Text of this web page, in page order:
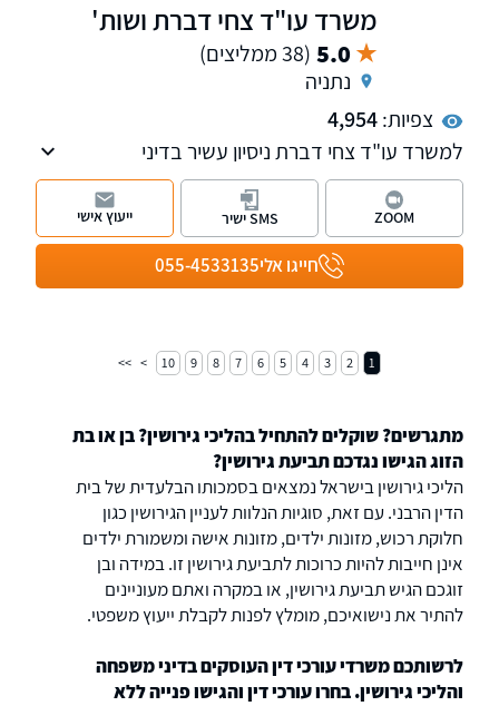
משרד עו"ד צחי דברת ושות'
5.0 (38 ממליצים)
נתניה
צפיות:4,954
למשרד עו"ד צחי דברת ניסיון עשיר בדיני
המשפחה והגירושין, לרבות מזונות, ייפוי כוח
מתמשך, צוואות וירושות. בנוסף המשרד עוסק
בתחום המקרקעין, מלווה מוכרים וקונים בעסקאות
מכר, מטפל בליקויי בנייה, סכסוכי שכנים ועוד, וכן
תביעות לשון הרע. למשרד שלוחות בנתניה וחיפה.
חייגו אלי055-4533135
ZOOM SMS ישיר ייעוץ אישי
1
2
3
4
5
6
7
8
9
10
מתגרשים? שוקלים להתחיל בהליכי גירושין? בן או בת
הזוג הגישו נגדכם תביעת גירושין?
הליכי גירושין בישראל נמצאים בסמכותו הבלעדית של בית
הדין הרבני. עם זאת, סוגיות הנלוות לעניין הגירושין כגון
חלוקת רכוש, מזונות ילדים, מזונות אישה ומשמורת ילדים
אינן חייבות להיות כרוכות לתביעת גירושין זו. במידה ובן
זוגכם הגיש תביעת גירושין, או במקרה ואתם מעוניינים
להתיר את נישואיכם, מומלץ לפנות לקבלת ייעוץ משפטי.
לרשותכם משרדי עורכי דין העוסקים בדיני משפחה
והליכי גירושין. בחרו עורכי דין והגישו פנייה ללא